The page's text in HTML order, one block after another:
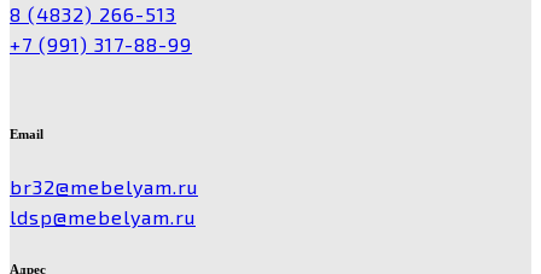
8 (4832) 266-513
+7 (991) 317-88-99
Email
br32@mebelyam.ru
ldsp@mebelyam.ru
Адрес